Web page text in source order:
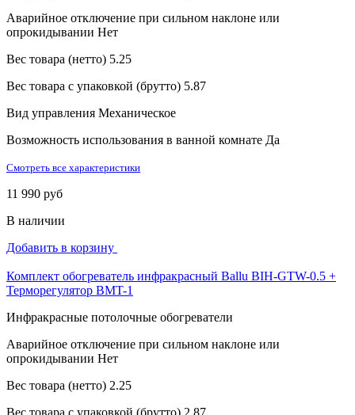
Аварийное отключение при сильном наклоне или
опрокидывании Нет
Вес товара (нетто) 5.25
Вес товара с упаковкой (брутто) 5.87
Вид управления Механическое
Возможность использования в ванной комнате Да
Смотреть все характеристики
11 990 руб
В наличии
Добавить в корзину
Комплект обогреватель инфракрасный Ballu BIH-GTW-0.5 +
Терморегулятор BMT-1
Инфракрасные потолочные обогреватели
Аварийное отключение при сильном наклоне или
опрокидывании Нет
Вес товара (нетто) 2.25
Вес товара с упаковкой (брутто) 2.87